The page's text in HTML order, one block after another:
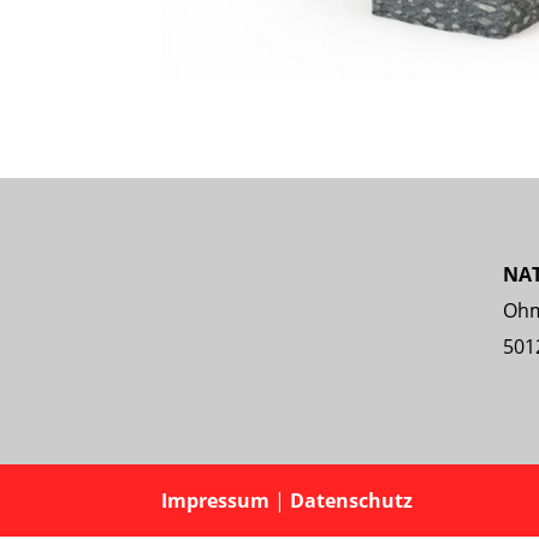
Impressum | Datenschutz